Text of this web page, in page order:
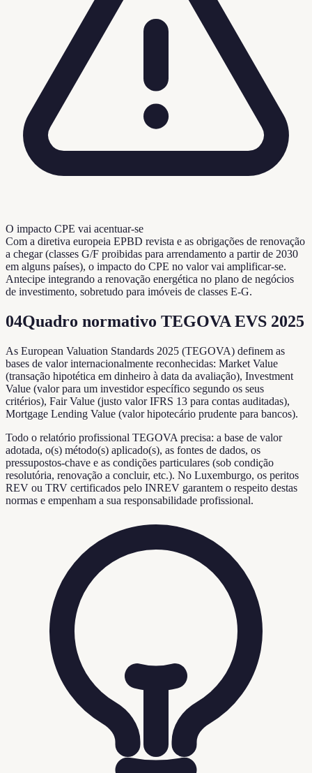
O impacto CPE vai acentuar-se
Com a diretiva europeia EPBD revista e as obrigações de renovação
a chegar (classes G/F proibidas para arrendamento a partir de 2030
em alguns países), o impacto do CPE no valor vai amplificar-se.
Antecipe integrando a renovação energética no plano de negócios
de investimento, sobretudo para imóveis de classes E-G.
04Quadro normativo TEGOVA EVS 2025
As European Valuation Standards 2025 (TEGOVA) definem as
bases de valor internacionalmente reconhecidas: Market Value
(transação hipotética em dinheiro à data da avaliação), Investment
Value (valor para um investidor específico segundo os seus
critérios), Fair Value (justo valor IFRS 13 para contas auditadas),
Mortgage Lending Value (valor hipotecário prudente para bancos).
Todo o relatório profissional TEGOVA precisa: a base de valor
adotada, o(s) método(s) aplicado(s), as fontes de dados, os
pressupostos-chave e as condições particulares (sob condição
resolutória, renovação a concluir, etc.). No Luxemburgo, os peritos
REV ou TRV certificados pelo INREV garantem o respeito destas
normas e empenham a sua responsabilidade profissional.